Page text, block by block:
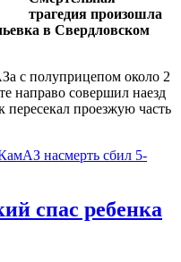
трагедия произошла
в Свердловском
с полуприцепом около 2
направо совершил наезд
пересекал проезжую часть
насмерть сбил 5-
спас ребенка